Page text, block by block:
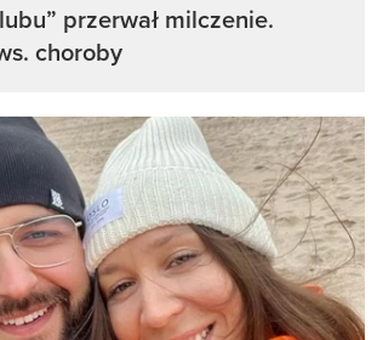
przerwał milczenie.
choroby